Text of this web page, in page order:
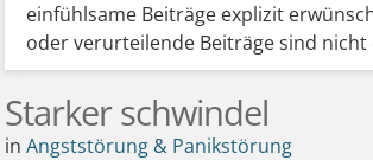
einfühlsame Beiträge explizit
oder verurteilende Beiträge sind nicht
Starker schwindel
inAngststörung & Panikstörung